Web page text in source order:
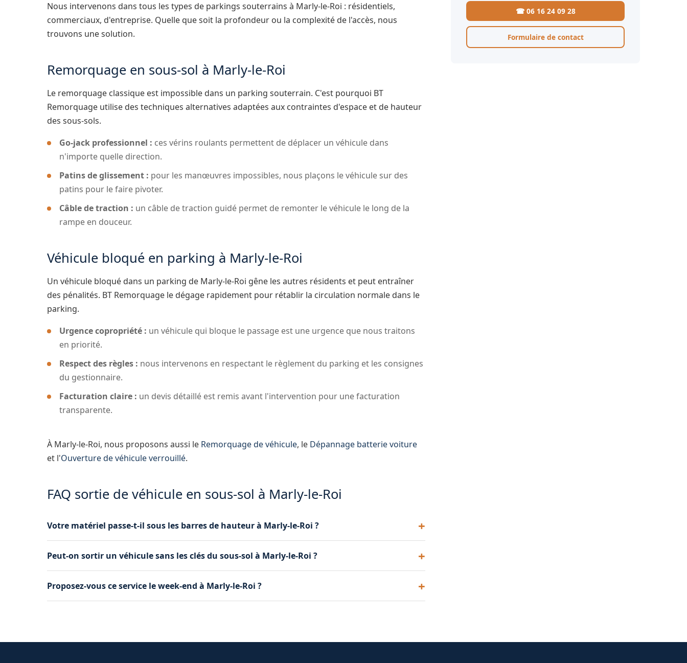
Nous intervenons dans tous les types de parkings souterrains à Marly-le-Roi : résidentiels,
commerciaux, d'entreprise. Quelle que soit la profondeur ou la complexité de l'accès, nous
trouvons une solution.
Remorquage en sous-sol à Marly-le-Roi
Le remorquage classique est impossible dans un parking souterrain. C'est pourquoi BT
Remorquage utilise des techniques alternatives adaptées aux contraintes d'espace et de hauteur
des sous-sols.
Go-jack professionnel : ces vérins roulants permettent de déplacer un véhicule dans
n'importe quelle direction.
Patins de glissement : pour les manœuvres impossibles, nous plaçons le véhicule sur des
patins pour le faire pivoter.
Câble de traction : un câble de traction guidé permet de remonter le véhicule le long de la
rampe en douceur.
Véhicule bloqué en parking à Marly-le-Roi
Un véhicule bloqué dans un parking de Marly-le-Roi gêne les autres résidents et peut entraîner
des pénalités. BT Remorquage le dégage rapidement pour rétablir la circulation normale dans le
parking.
Urgence copropriété : un véhicule qui bloque le passage est une urgence que nous traitons
en priorité.
Respect des règles : nous intervenons en respectant le règlement du parking et les consignes
du gestionnaire.
Facturation claire : un devis détaillé est remis avant l'intervention pour une facturation
transparente.
À Marly-le-Roi, nous proposons aussi le Remorquage de véhicule, le Dépannage batterie voiture
et l'Ouverture de véhicule verrouillé.
FAQ sortie de véhicule en sous-sol à Marly-le-Roi
Votre matériel passe-t-il sous les barres de hauteur à Marly-le-Roi ?
barres de hauteur des parkings. Nous n'utilisons pas de dépanneuse classique en sous-sol.
Peut-on sortir un véhicule sans les clés du sous-sol à Marly-le-Roi ?
démarrer. Nous gérons aussi l'ouverture du véhicule si les clés sont enfermées dedans.
Proposez-vous ce service le week-end à Marly-le-Roi ?
☎ 06 16 24 09 28
Formulaire de contact